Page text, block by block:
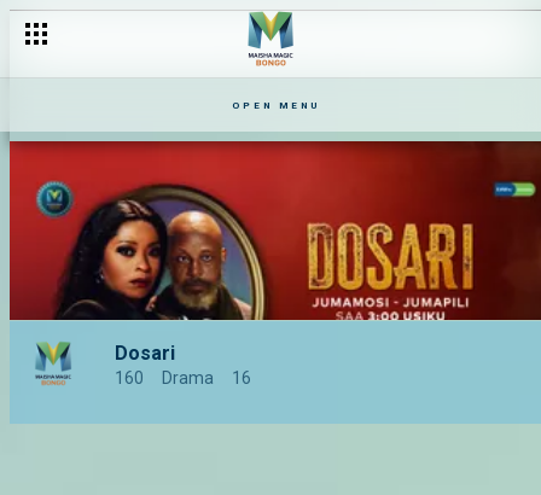
OPEN MENU
Dosari
160 Drama 16
Apollo yupo kwenye matatizo – Dosari